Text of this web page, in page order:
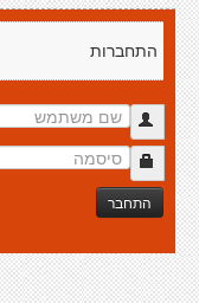
התחברות
התחבר